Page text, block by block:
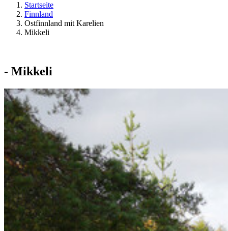
Startseite
Finnland
Ostfinnland mit Karelien
Mikkeli
- Mikkeli